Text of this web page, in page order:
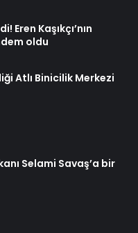
Eren Kaşıkçı’nın
oldu
Atlı Binicilik Merkezi
Selami Savaş’a bir